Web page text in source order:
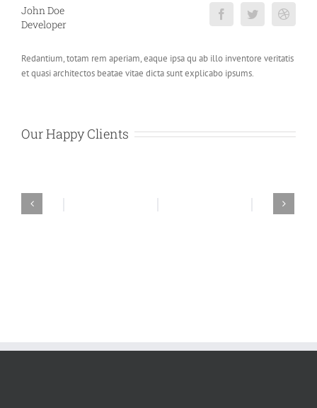
John Doe
Developer
Redantium, totam rem aperiam, eaque ipsa qu ab illo inventore veritatis
et quasi architectos beatae vitae dicta sunt explicabo ipsums.
Our Happy Clients